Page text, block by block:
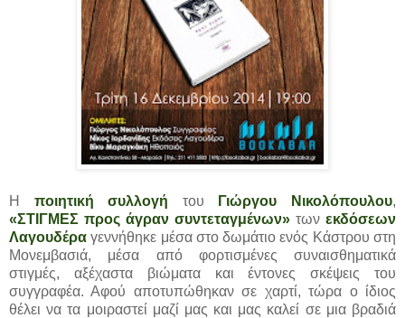
Η ποιητική συλλογή του Γιώργου Νικολόπουλου,
«ΣΤΙΓΜΕΣ προς άγραν συντεταγμένων» των εκδόσεων
Λαγουδέρα γεννήθηκε μέσα στο δωμάτιο ενός Κάστρου στη
Μονεμβασιά, μέσα από φορτισμένες συναισθηματικά
στιγμές, αξέχαστα βιώματα και έντονες σκέψεις του
συγγραφέα. Αφού αποτυπώθηκαν σε χαρτί, τώρα ο ίδιος
θέλει να τα μοιραστεί μαζί μας και μας καλεί σε μια βραδιά